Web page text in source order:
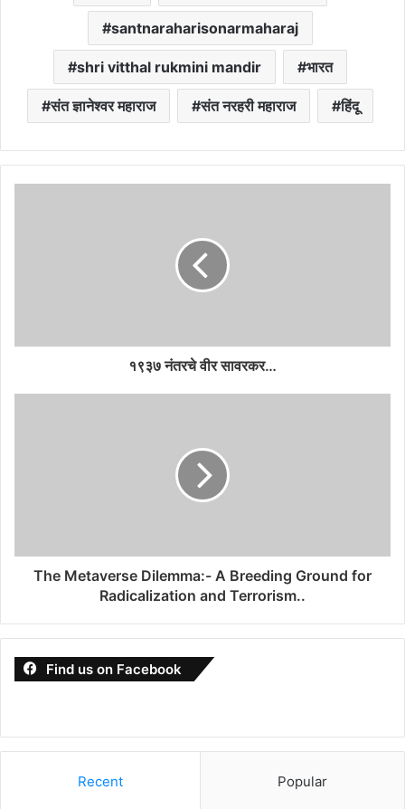
santnaraharisonarmaharaj
shri vitthal rukmini mandir भारत
संत ज्ञानेश्वर महाराज संत नरहरी महाराज हिंदू
१९३७ नंतरचे वीर सावरकर…
The Metaverse Dilemma:- A Breeding Ground for
Radicalization and Terrorism..
Find us on Facebook
Recent Popular